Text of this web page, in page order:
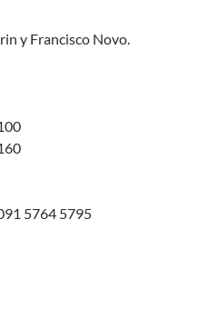
y Francisco Novo.
5764 5795